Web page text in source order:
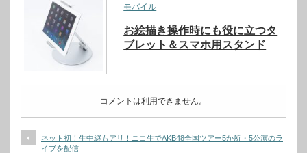
モバイル
お絵描き操作時にも役に立つタ
ブレット＆スマホ用スタンド
コメントは利用できません。
ネット初！生中継もアリ！ニコ生でAKB48全国ツアー5か所・5公演のラ
イブを配信